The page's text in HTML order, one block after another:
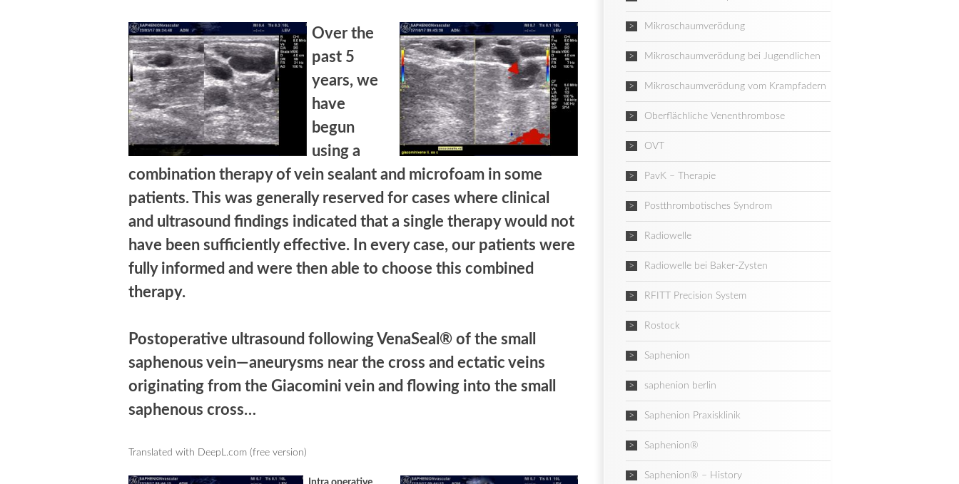
Over the
past 5
years, we
have
begun
using a
combination therapy of vein sealant and microfoam in some
patients. This was generally reserved for cases where clinical
and ultrasound findings indicated that a single therapy would not
have been sufficiently effective. In every case, our patients were
fully informed and were then able to choose this combined
therapy.
Postoperative ultrasound following VenaSeal® of the small
saphenous vein—aneurysms near the cross and ectatic veins
originating from the Giacomini vein and flowing into the small
saphenous cross…
Translated with DeepL.com (free version)
Mikroschaumverödung
Mikroschaumverödung bei Jugendlichen
Mikroschaumverödung vom Krampfadern
Oberflächliche Venenthrombose
OVT
PavK – Therapie
Postthrombotisches Syndrom
Radiowelle
Radiowelle bei Baker-Zysten
RFITT Precision System
Rostock
Saphenion
saphenion berlin
Saphenion Praxisklinik
Saphenion®
Saphenion® – History